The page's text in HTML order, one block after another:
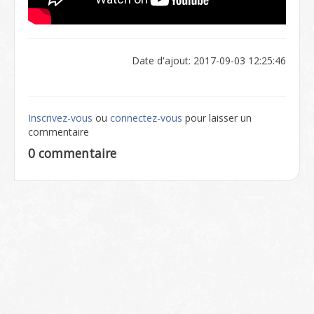
Date d'ajout: 2017-09-03 12:25:46
Inscrivez-vous ou connectez-vous pour laisser un
commentaire
0 commentaire